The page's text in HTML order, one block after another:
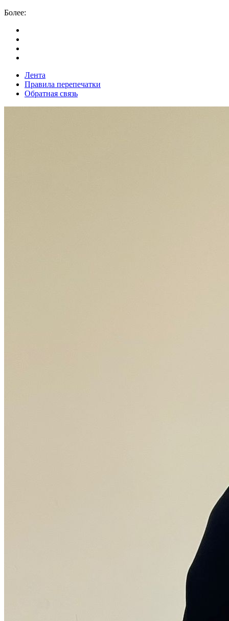
Более:
Лента
Правила перепечатки
Обратная связь